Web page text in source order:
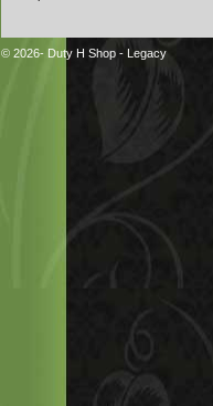
© 2026- Duty H Shop - Legacy